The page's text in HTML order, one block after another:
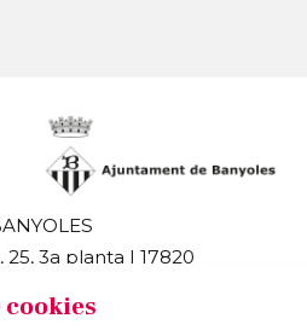
3a planta | 17820
50